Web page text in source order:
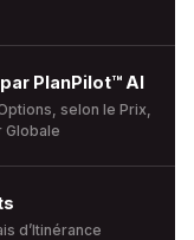
PlanPilot™ AI
selon le Prix,
Globale
d’Itinérance